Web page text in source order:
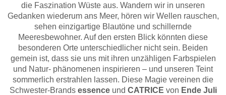
die Faszination Wüste aus. Wandern wir in unseren
Gedanken wiederum ans Meer, hören wir Wellen rauschen,
sehen einzigartige Blautöne und schillernde
Meeresbewohner. Auf den ersten Blick könnten diese
besonderen Orte unterschiedlicher nicht sein. Beiden
gemein ist, dass sie uns mit ihren unzähligen Farbspielen
und Natur- phänomenen inspirieren – und unseren Teint
sommerlich erstrahlen lassen. Diese Magie vereinen die
Schwester-Brands essence und CATRICE von Ende Juli